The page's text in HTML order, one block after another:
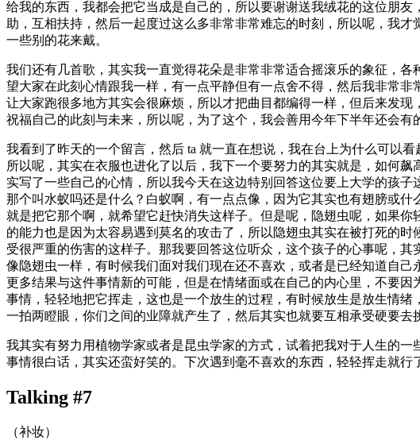
给我的东西，我都会把它当成是自己的，所以要谢谢送我绒花的这位朋
助，互相扶持，然后一起度过这么多非常非常难忘的时刻，所以呢，我
一些别的花来戴。
我们还有几首歌，其实我一直觉得花朵是非常非常适合摇滚乐的象征，
望大家在此刻心情跟我一样，有一点平静但有一点舍不得，然后我非常
让大家跑很多地方其实会很麻烦，所以才把曲目都编得一样，但后来发
祝福自己的此刻与未来，所以呢，为了这个，我会善用今年下半年还会
我看到了昨天的一个留言，然后 ta 就一直在想说，我在台上为什么可以
所以呢，其实在衣服也进化了以后，我下一个要努力的其实就是，如何
实写了一些自己的心情，所以我今天在这边特别回答这位要上大学的孩
那个叫水蚁吗还是什么？白蚁啊，有一点点像，因为它其实也有翅膀或
就是把它那个啊，就希望它赶快消失这样子。但是呢，隐翅虫呢，如果
的能力也是因为太容易遇到莫名的攻击了，所以隐翅虫其实在被打死的
受很严重的伤害的这样子。那我要回答这位听众，这个孩子的心事呢，
像隐翅虫一样，有时候我们面对我们现在还不喜欢，或者是已经知道自
更多结果与这件事情新的可能，但是在情绪面或在自己的内心里，不要
事情，轻轻地把它挥走，这也是一个放生的过程，有时候放生是放生情
一拍两瞪眼，你们之间的业障就产生了，然后其实也就要互相承受硬要
我其实有努力用植物学家或者是昆虫学家的方式，试着把我对于人生的
事情很白话，其实还蛮好笑的。下次遇到毫不喜欢的东西，轻轻挥走就
Talking #7
（补妆）